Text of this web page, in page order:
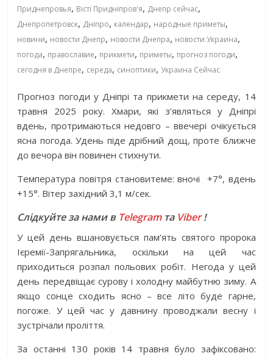
Приднепровья, Вісті Придніпров'я, Днепр сейчас,
Днепропетровск, Дніпро, календар, народные приметы,
новини, новости Днепр, новости Днепра, новости Украина,
погода, православие, прикмети, приметы, прогноз погоди,
сегодня в Днепре, середа, синоптики, Украина Сейчас
Прогноз погоди у Дніпрі та прикмети на середу, 14
травня 2025 року. Хмари, які з’являться у Дніпрі
вдень, протримаються недовго – ввечері очікується
ясна погода. Удень піде дрібний дощ, проте ближче
до вечора він повинен стихнути.
Температура повітря становитеме: вночі
+7°, вдень
+15°. Вітер західний 3,1 м/сек.
Слідкуйте за нами в Telegramта Viber!
У цей день вшановується пам’ять святого пророка
Ієремії-Запрягальника, оскільки на цей час
приходиться розпал польових робіт. Негода у цей
день передвіщає сурову і холодну майбутню зиму. А
якщо сонце сходить ясно – все літо буде гарне,
погоже. У цей час у давнину проводжали весну і
зустрічали проліття.
За останні 130 років 14 травня було зафіксовано: